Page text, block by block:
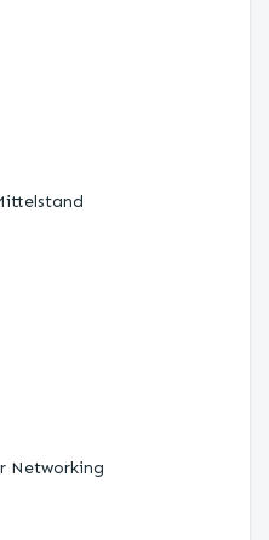
Networking